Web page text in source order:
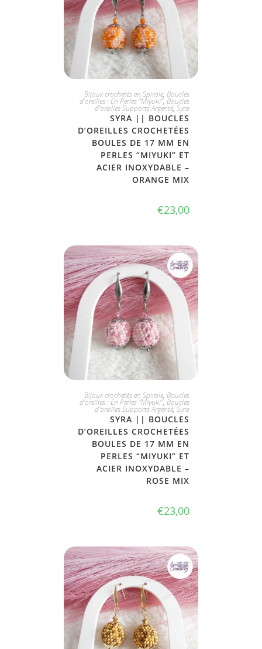
JE L'ADOPTE
Bijoux crochetés en Spirale, Boucles
d'oreilles : En Perles "Miyuki", Boucles
d'oreilles Supports Argenté, Syra
SYRA || BOUCLES
D’OREILLES CROCHETÉES
BOULES DE 17 MM EN
PERLES “MIYUKI” ET
ACIER INOXYDABLE –
ORANGE MIX
€23,00
JE L'ADOPTE
Bijoux crochetés en Spirale, Boucles
d'oreilles : En Perles "Miyuki", Boucles
d'oreilles Supports Argenté, Syra
SYRA || BOUCLES
D’OREILLES CROCHETÉES
BOULES DE 17 MM EN
PERLES “MIYUKI” ET
ACIER INOXYDABLE –
ROSE MIX
€23,00